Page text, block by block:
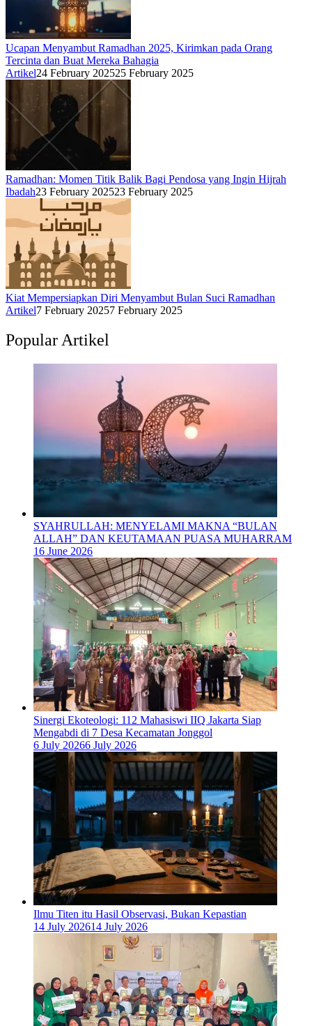
Ucapan Menyambut Ramadhan 2025, Kirimkan pada Orang
Tercinta dan Buat Mereka Bahagia
Artikel24 February 202525 February 2025
Ramadhan: Momen Titik Balik Bagi Pendosa yang Ingin Hijrah
Ibadah23 February 202523 February 2025
Kiat Mempersiapkan Diri Menyambut Bulan Suci Ramadhan
Artikel7 February 20257 February 2025
Popular Artikel
SYAHRULLAH: MENYELAMI MAKNA “BULAN
ALLAH” DAN KEUTAMAAN PUASA MUHARRAM
16 June 2026
‎Sinergi Ekoteologi: 112 Mahasiswi IIQ Jakarta Siap
Mengabdi di 7 Desa Kecamatan Jonggol
6 July 20266 July 2026
Ilmu Titen itu Hasil Observasi, Bukan Kepastian
14 July 202614 July 2026